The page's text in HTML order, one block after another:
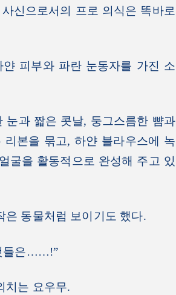
신으로서의 프로 의식은 똑바로
피부와 파란 눈동자를 가진 소
과 짧은 콧날, 둥그스름한 뺨과
본을 묶고, 하얀 블라우스에 녹
굴을 활동적으로 완성해 주고 있
동물처럼 보이기도 했다.
들은……!”
치는 요우무.